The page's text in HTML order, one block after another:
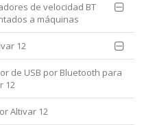
de velocidad BT
a máquinas
12
de USB por Bluetooth para
12
Altivar 12